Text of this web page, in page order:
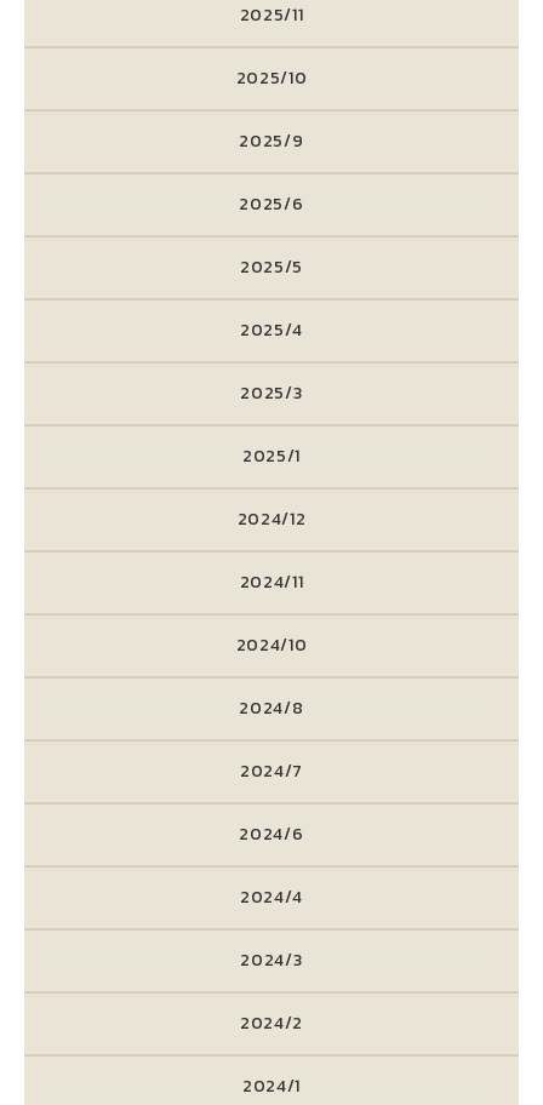
2025/11
2025/10
2025/9
2025/6
2025/5
2025/4
2025/3
2025/1
2024/12
2024/11
2024/10
2024/8
2024/7
2024/6
2024/4
2024/3
2024/2
2024/1